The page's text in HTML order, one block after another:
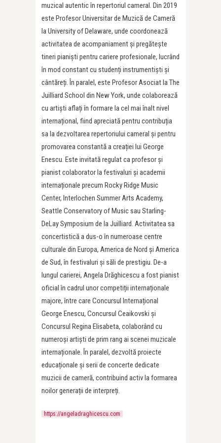
muzical autentic în repertoriul cameral. Din 2019
este Profesor Universitar de Muzică de Cameră
la University of Delaware, unde coordonează
activitatea de acompaniament și pregătește
tineri pianiști pentru cariere profesionale, lucrând
în mod constant cu studenți instrumentiști și
cântăreți. În paralel, este Profesor Asociat la The
Juilliard School din New York, unde colaborează
cu artiști aflați în formare la cel mai înalt nivel
internațional, fiind apreciată pentru contribuția
sa la dezvoltarea repertoriului cameral și pentru
promovarea constantă a creației lui George
Enescu. Este invitată regulat ca profesor și
pianist colaborator la festivaluri și academii
internaționale precum Rocky Ridge Music
Center, Interlochen Summer Arts Academy,
Seattle Conservatory of Music sau Starling-
DeLay Symposium de la Juilliard. Activitatea sa
concertistică a dus-o în numeroase centre
culturale din Europa, America de Nord și America
de Sud, în festivaluri și săli de prestigiu. De-a
lungul carierei, Angela Drăghicescu a fost pianist
oficial în cadrul unor competiții internaționale
majore, între care Concursul Internațional
George Enescu, Concursul Ceaikovski și
Concursul Regina Elisabeta, colaborând cu
numeroși artiști de prim rang ai scenei muzicale
internaționale. În paralel, dezvoltă proiecte
educaționale și serii de concerte dedicate
muzicii de cameră, contribuind activ la formarea
noilor generații de interpreți.
https://angeladraghicescu.com